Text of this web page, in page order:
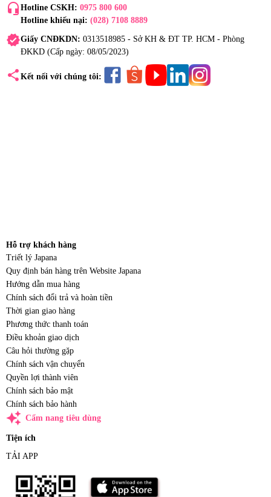
headset_mic Hotline CSKH: 0975 800 600
Hotline khiếu nại: (028) 7108 8889
verifiedGiấy CNĐKDN: 0313518985 - Sở KH & ĐT TP. HCM - Phòng
ĐKKD (Cấp ngày: 08/05/2023)
share Kết nối với chúng tôi:
Hỗ trợ khách hàng
Triết lý Japana
Quy định bán hàng trên Website Japana
Hướng dẫn mua hàng
Chính sách đổi trả và hoàn tiền
Thời gian giao hàng
Phương thức thanh toán
Điều khoản giao dịch
Câu hỏi thường gặp
Chính sách vận chuyển
Quyền lợi thành viên
Chính sách bảo mật
Chính sách bảo hành
auto_awesome Cẩm nang tiêu dùng
Tiện ích
TẢI APP